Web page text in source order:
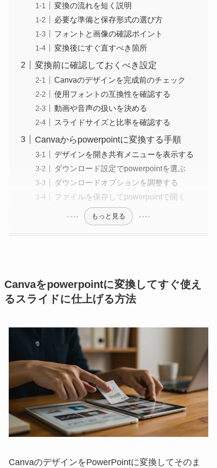
変換の流れを短く説明
必要な準備と保存形式の選び方
フォントと画像の確認ポイント
変換後にすぐ直すべき箇所
変換前に確認しておくべき設定
Canvaのデザインを完成前のチェック
使用フォントの互換性を確認する
動画や音声の扱いを決める
スライドサイズと比率を確認する
Canvaからpowerpointに変換する手順
デザインを開き共有メニューを表示する
ダウンロード設定でpowerpointを選ぶ
ダウンロードオプションを調整する
ファイルを保存してpowerpointで開く
もっと見る
Canvaをpowerpointに変換してすぐ使え
るスライドに仕上げる方法
CanvaのデザインをPowerPointに変換してそのま